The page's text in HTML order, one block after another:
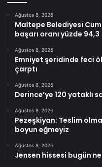
Ağustos 8, 2026
Maltepe Belediyesi
başarı oranı yüzde 94,3
Ağustos 8, 2026
Emniyet şeridinde feci
çarptı
Ağustos 8, 2026
Derince’ye 120 yataklı
Ağustos 8, 2026
Pezeşkiyan: Teslim
boyun eğmeyiz
Ağustos 8, 2026
Jensen hissesi bugün